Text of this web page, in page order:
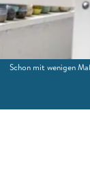
Schon mit wenigen